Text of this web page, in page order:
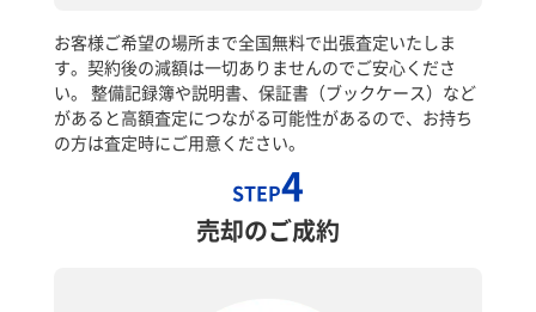
お客様ご希望の場所まで全国無料で出張査定いたしま
す。契約後の減額は一切ありませんのでご安心くださ
い。 整備記録簿や説明書、保証書（ブックケース）など
があると高額査定につながる可能性があるので、お持ち
の方は査定時にご用意ください。
STEP4
売却のご成約